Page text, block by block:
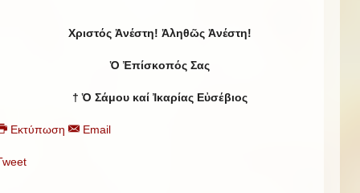
Χριστός Ἀνέστη! Ἀληθῶς Ἀνέστη!
Ὁ Ἐπίσκοπός Σας
† Ὁ Σάμου καί Ἰκαρίας Εὐσέβιος
Εκτύπωση Email